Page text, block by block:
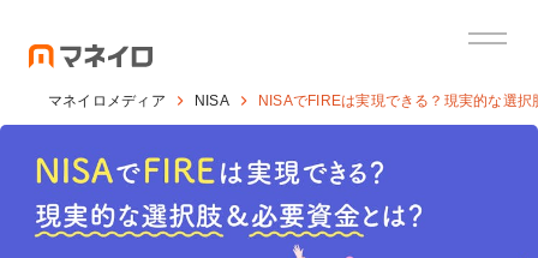
マネイロメディア NISA NISAでFIREは実現できる？現実的な選